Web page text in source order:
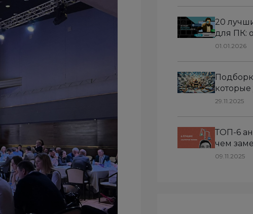
20
для ПК:
01.01.2026
которые
HR-
29.11.2025
ТОП-6
чем
учета
09.11.2025